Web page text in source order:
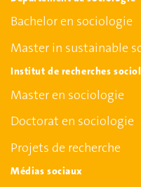
Bachelor en sociologie
Master in sustainable
Institut de recherches
Master en sociologie
Doctorat en sociologie
Projets de recherche
Médias sociaux